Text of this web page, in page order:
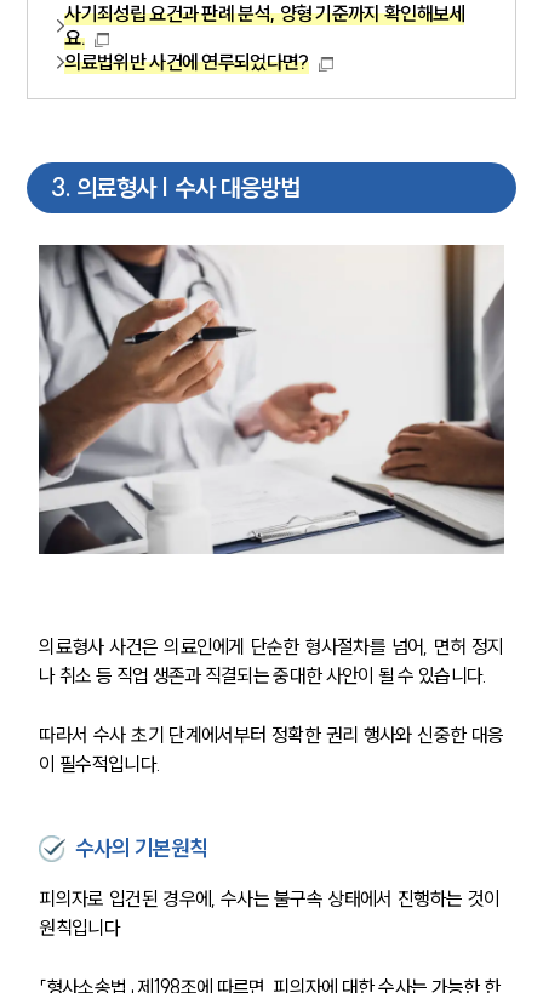
그룹소개
그룹소개
대륜의 강점
기업 의뢰인
오시는 길
글로벌 파트너 로펌
통합검색
AI대륜
주요 업무사례
법률정보
법률지식인
의료·바이오·헬스케어그룹 업무
사기죄성립 요건과 판례 분석, 양형 기준까지 확인해보세
요.
의료법위반 사건에 연루되었다면?
3. 의료형사 | 수사 대응방법
의료형사 사건은 의료인에게 단순한 형사절차를 넘어, 면허 정지
나 취소 등 직업 생존과 직결되는 중대한 사안이 될 수 있습니다.
따라서 수사 초기 단계에서부터 정확한 권리 행사와 신중한 대응
이 필수적입니다.
수사의 기본원칙
피의자로 입건된 경우에, 수사는 불구속 상태에서 진행하는 것이
원칙입니다
「형사소송법」 제198조에 따르면, 피의자에 대한 수사는 가능한 한